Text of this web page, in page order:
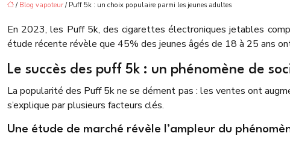
/ Blog vapoteur / Puff 5k : un choix populaire parmi les jeunes adultes
En 2023, les Puff 5k, des cigarettes électroniques jetables
étude récente révèle que 45% des jeunes âgés de 18 à 25 ans
Le succès des puff 5k : un phénomène de
La popularité des Puff 5k ne se dément pas : les ventes ont
s’explique par plusieurs facteurs clés.
Une étude de marché révèle l’ampleur du